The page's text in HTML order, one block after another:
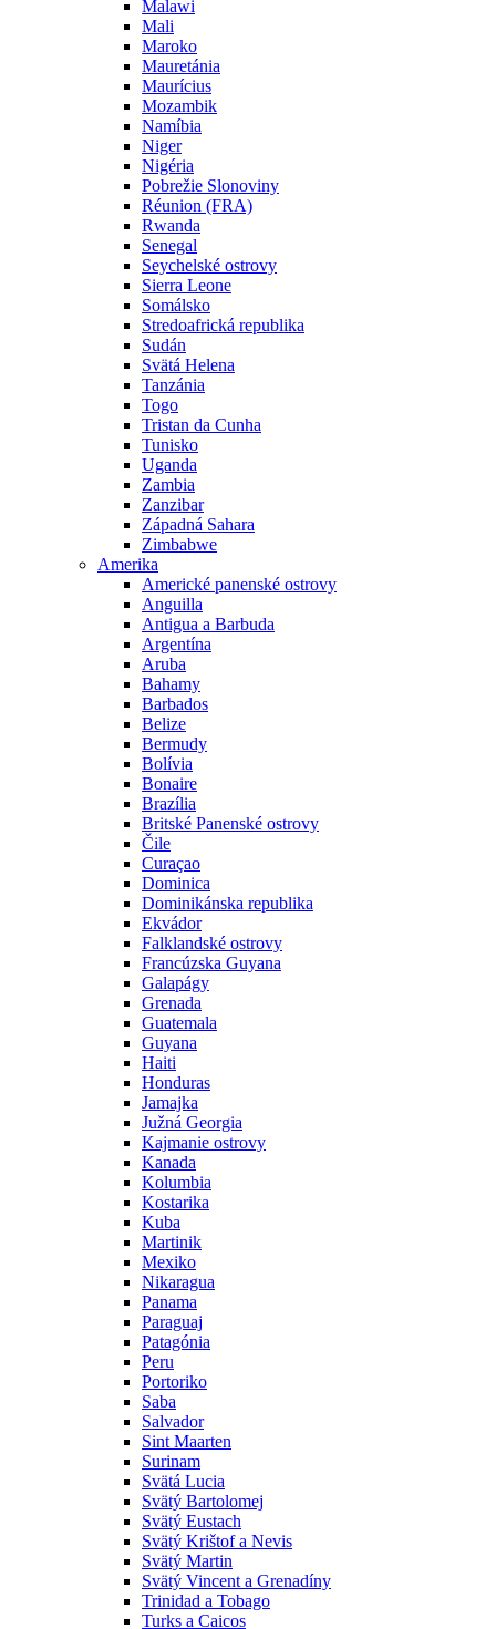
Malawi
Mali
Maroko
Mauretánia
Maurícius
Mozambik
Namíbia
Niger
Nigéria
Pobrežie Slonoviny
Réunion (FRA)
Rwanda
Senegal
Seychelské ostrovy
Sierra Leone
Somálsko
Stredoafrická republika
Sudán
Svätá Helena
Tanzánia
Togo
Tristan da Cunha
Tunisko
Uganda
Zambia
Zanzibar
Západná Sahara
Zimbabwe
Amerika
Americké panenské ostrovy
Anguilla
Antigua a Barbuda
Argentína
Aruba
Bahamy
Barbados
Belize
Bermudy
Bolívia
Bonaire
Brazília
Britské Panenské ostrovy
Čile
Curaçao
Dominica
Dominikánska republika
Ekvádor
Falklandské ostrovy
Francúzska Guyana
Galapágy
Grenada
Guatemala
Guyana
Haiti
Honduras
Jamajka
Južná Georgia
Kajmanie ostrovy
Kanada
Kolumbia
Kostarika
Kuba
Martinik
Mexiko
Nikaragua
Panama
Paraguaj
Patagónia
Peru
Portoriko
Saba
Salvador
Sint Maarten
Surinam
Svätá Lucia
Svätý Bartolomej
Svätý Eustach
Svätý Krištof a Nevis
Svätý Martin
Svätý Vincent a Grenadíny
Trinidad a Tobago
Turks a Caicos